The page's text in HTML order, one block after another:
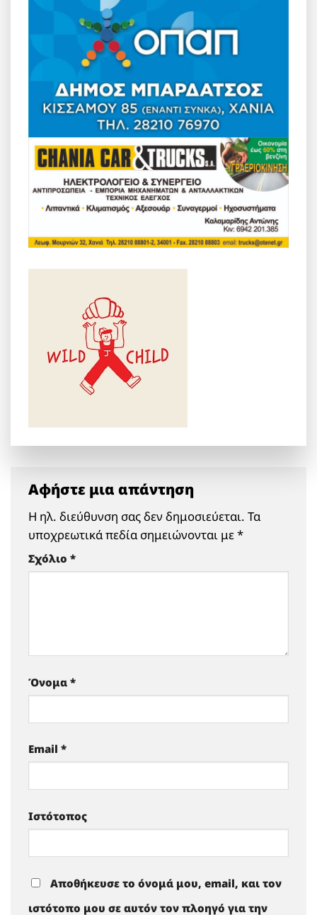
Αφήστε μια απάντηση
Η ηλ. διεύθυνση σας δεν δημοσιεύεται. Τα
υποχρεωτικά πεδία σημειώνονται με*
Σχόλιο *
Όνομα *
Email *
Ιστότοπος
Αποθήκευσε το όνομά μου, email, και τον
ιστότοπο μου σε αυτόν τον πλοηγό για την